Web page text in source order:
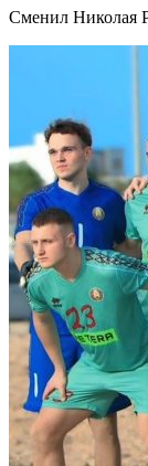
Сменил Николая